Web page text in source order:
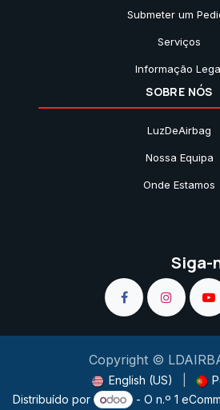
Submeter um
Serviços
Informação
SOBRE NÓS
LuzDeAirbag
Nossa Equipa
Onde Estamos
Siga-
Copyright ©
English (US)
Distribuído por
- O n.º 1